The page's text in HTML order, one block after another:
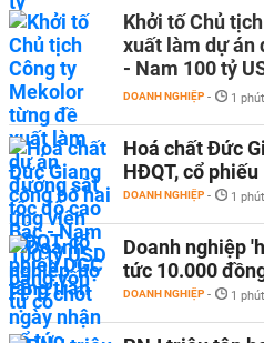
Khởi tố Chủ
xuất làm dự án
- Nam 100 tỷ
DOANH NGHIỆP - 1
Hoá chất Đức
HĐQT, cổ
DOANH NGHIỆP - 1
Doanh nghiệp
tức 10.000
DOANH NGHIỆP - 1